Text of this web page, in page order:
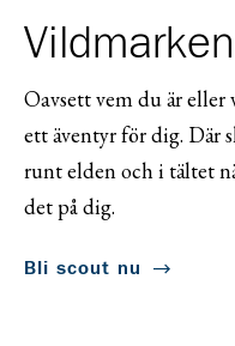
Oavsett vem du är
ett äventyr för dig. Där
runt elden och i tältet
det på dig.
Bli scout nu